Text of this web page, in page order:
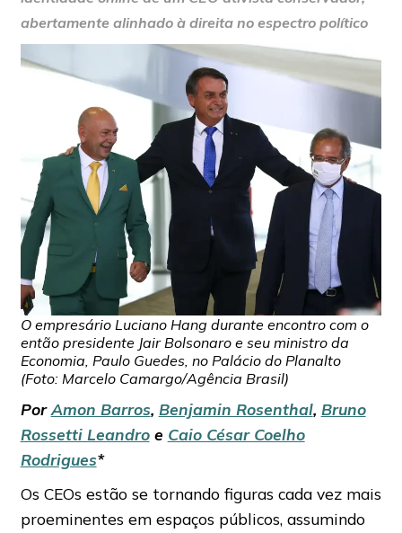
abertamente alinhado à direita no espectro político
O empresário Luciano Hang durante encontro com o
então presidente Jair Bolsonaro e seu ministro da
Economia, Paulo Guedes, no Palácio do Planalto
(Foto: Marcelo Camargo/Agência Brasil)
PorAmon Barros, Benjamin Rosenthal, Bruno
Rossetti Leandroe Caio César Coelho
Rodrigues*
Os CEOs estão se tornando figuras cada vez mais
proeminentes em espaços públicos, assumindo